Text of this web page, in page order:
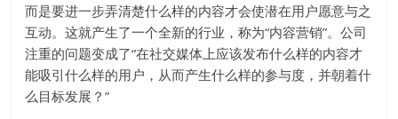
而是要进一步弄清楚什么样的内容才会使潜在用户愿意与之
互动。这就产生了一个全新的行业，称为“内容营销”。公司
注重的问题变成了“在社交媒体上应该发布什么样的内容才
能吸引什么样的用户，从而产生什么样的参与度，并朝着什
么目标发展？”